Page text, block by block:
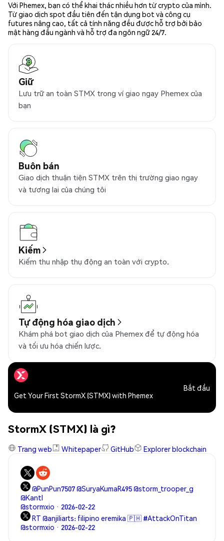
Với Phemex, bạn có thể khai thác nhiều hơn từ crypto của mình.
Từ giao dịch spot đầu tiên đến tận dụng bot và công cụ
futures nâng cao, tất cả tính năng đều được hỗ trợ bởi bảo
mật hàng đầu ngành và hỗ trợ đa ngôn ngữ 24/7.
Giữ
Lưu trữ an toàn STMX trong ví giao ngay Phemex của
bạn
Buôn bán
Giao dịch thuận tiện STMX trên thị trường giao ngay
và tương lai của chúng tôi
Kiếm
Kiếm thu nhập thụ động an toàn với crypto.
Tự động hóa giao dịch
Khám phá bot giao dịch của Phemex để tự động hóa
và tối ưu hóa chiến lược.
Get Your First StormX (STMX) with Phemex
Bắt đầu
StormX (STMX) là gì?
Trang web Whitepaper GitHub Explorer blockchain
@PunPun7507 @SuryaKumaR495 @storm_trooper_g
@KantI
@stormxio · 2026-02-22
RT @anjiliarts: filipino eremika 🇵🇭 #AttackOnTitan
@stormxio · 2026-02-22